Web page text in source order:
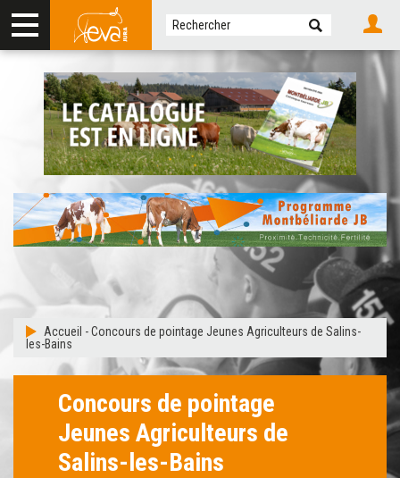
Accueil -Concours de pointage Jeunes Agriculteurs de Salins-
les-Bains
Concours de pointage
Jeunes Agriculteurs de
Salins-les-Bains